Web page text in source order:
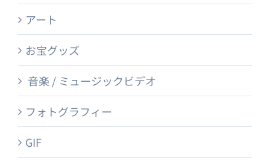
アート
お宝グッズ
音楽 / ミュージックビデオ
フォトグラフィー
GIF